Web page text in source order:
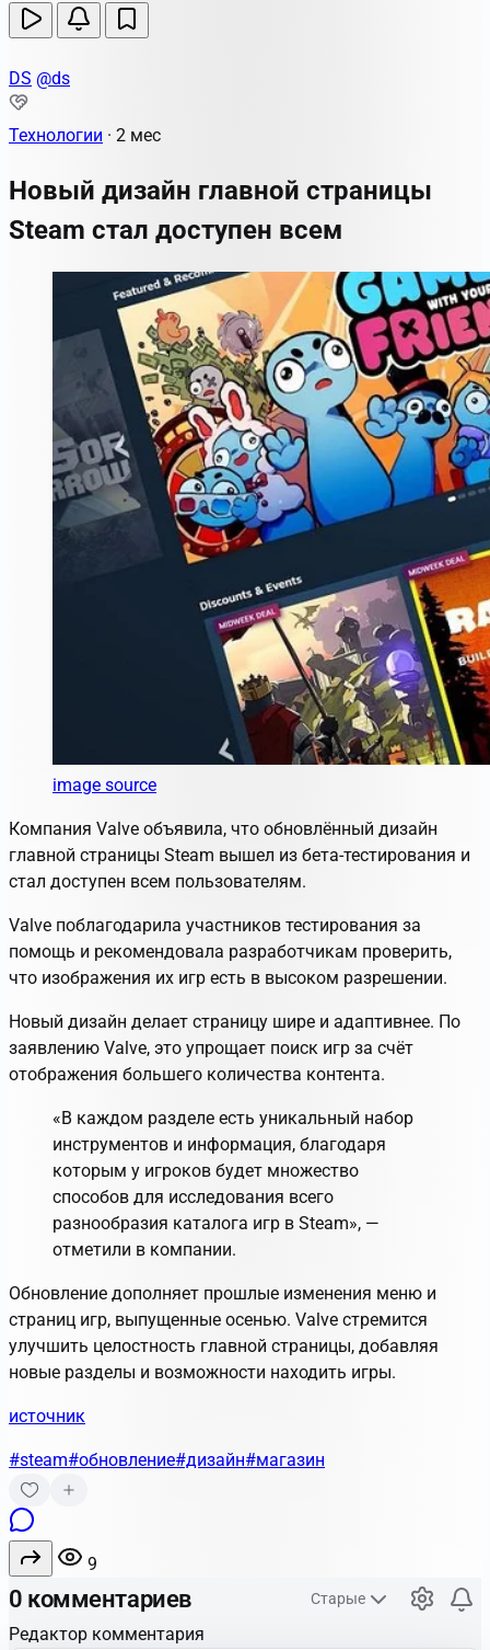
DS @ds
Технологии · 2 мес
Новый дизайн главной страницы
Steam стал доступен всем
image source
Компания Valve объявила, что обновлённый дизайн
главной страницы Steam вышел из бета-тестирования и
стал доступен всем пользователям.
Valve поблагодарила участников тестирования за
помощь и рекомендовала разработчикам проверить,
что изображения их игр есть в высоком разрешении.
Новый дизайн делает страницу шире и адаптивнее. По
заявлению Valve, это упрощает поиск игр за счёт
отображения большего количества контента.
«В каждом разделе есть уникальный набор
инструментов и информация, благодаря
которым у игроков будет множество
способов для исследования всего
разнообразия каталога игр в Steam», —
отметили в компании.
Обновление дополняет прошлые изменения меню и
страниц игр, выпущенные осенью. Valve стремится
улучшить целостность главной страницы, добавляя
новые разделы и возможности находить игры.
источник
#steam#обновление#дизайн#магазин
9
0 комментариев Старые
Редактор комментария